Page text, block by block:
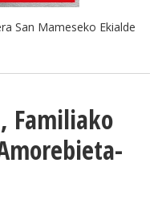
San Mameseko Ekialde
Familiako